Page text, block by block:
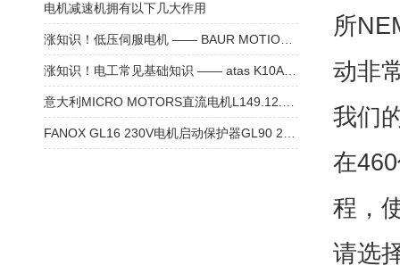
所
动非
我们
在
程，
请选
电机减速机拥有以下几大作用